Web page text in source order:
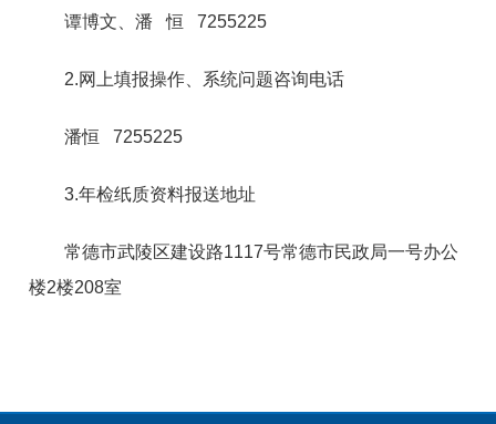
谭博文、潘 恒 7255225
2.网上填报操作、系统问题咨询电话
潘恒 7255225
3.年检纸质资料报送地址
常德市武陵区建设路1117号常德市民政局一号办公
楼2楼208室